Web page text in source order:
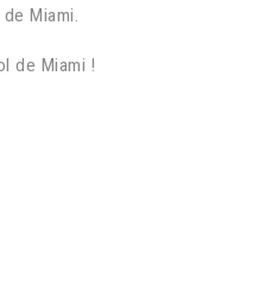
Miami.
de Miami !